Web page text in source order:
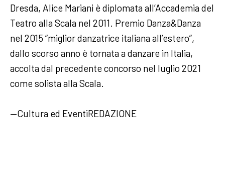
Dresda, Alice Mariani è diplomata all’Accademia del
Teatro alla Scala nel 2011. Premio Danza&Danza
nel 2015 “miglior danzatrice italiana all’estero”,
dallo scorso anno è tornata a danzare in Italia,
accolta dal precedente concorso nel luglio 2021
come solista alla Scala.
—Cultura ed EventiREDAZIONE